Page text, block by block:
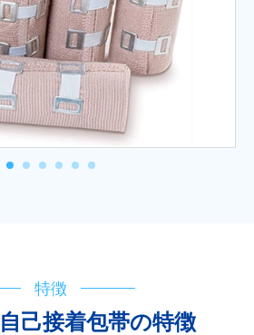
特徴
己接着包帯の特徴